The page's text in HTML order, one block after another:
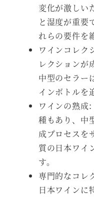
変化が激しい
と湿度が重要
れらの要件を
ワインコレク
レクションが
中型のセラー
インボトルを
ワインの熟成
種もあり、中
成プロセスを
質の日本ワイ
す。
専門的なコレ
日本ワインに